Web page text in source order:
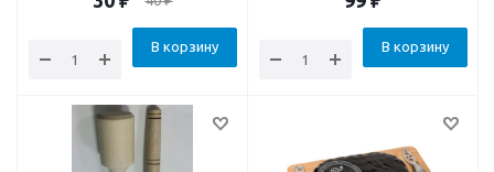
В корзину В корзину